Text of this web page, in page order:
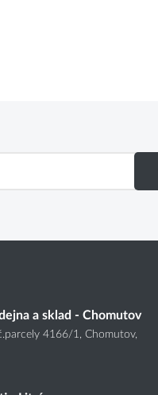
a sklad - Chomutov
4166/1, Chomutov,